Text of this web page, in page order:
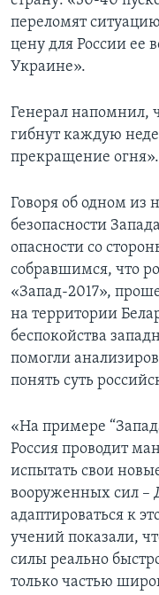
переломят
цену для России ее
Украине».
Генерал напомнил,
гибнут каждую
прекращение огня».
Говоря об одном из
безопасности
опасности со
собравшимся, что
«Запад-2017»,
на территории
беспокойства
помогли
понять суть
«На примере
Россия проводит
испытать свои
вооруженных сил
адаптироваться к
учений показали,
силы реально
только частью